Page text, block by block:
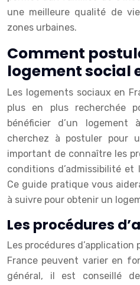
une meilleure qualité de
zones urbaines.
Comment
logement social
Les logements sociaux en
plus en plus recherchée
bénéficier d’un
cherchez à postuler pour
important de connaître les
conditions d’admissibilité et
Ce guide pratique vous
à suivre pour obtenir un
Les procédures
Les procédures
France peuvent varier en
général, il est conseillé